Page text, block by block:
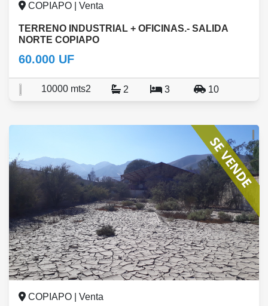
COPIAPO | Venta
TERRENO INDUSTRIAL + OFICINAS.- SALIDA
NORTE COPIAPO
60.000 UF
10000 mts2 2 3 10
COPIAPO | Venta